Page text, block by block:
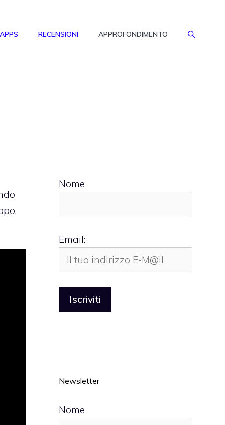
RECENSIONI APPROFONDIMENTO
Nome
Email:
Newsletter
Nome